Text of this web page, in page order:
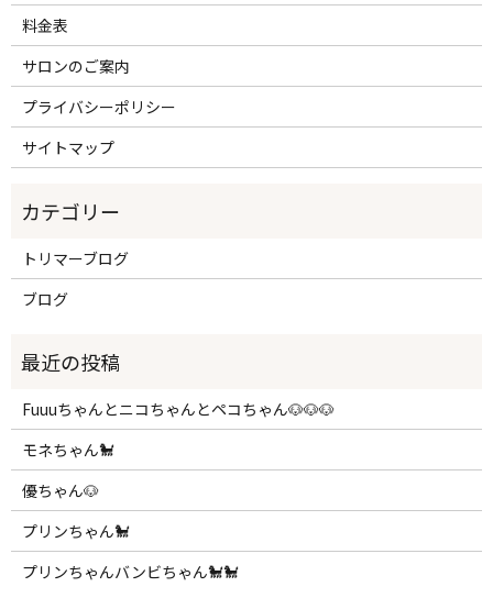
料金表
サロンのご案内
プライバシーポリシー
サイトマップ
トリマーブログ
ブログ
Fuuuちゃんとニコちゃんとペコちゃん🐶🐶🐶
モネちゃん🐩
優ちゃん🐶
プリンちゃん🐩
プリンちゃんバンビちゃん🐩🐩